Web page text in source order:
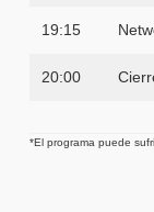
19:15
20:00
*El programa puede